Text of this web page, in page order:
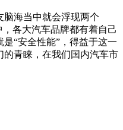
脑海当中就会浮现两个
各大汽车品牌都有着自己
“安全性能”，得益于这一
青睐，在我们国内汽车市